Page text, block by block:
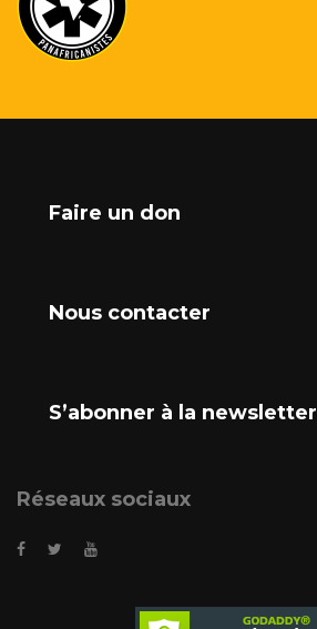
Faire un don
Nous contacter
S’abonner à la newsletter
Réseaux sociaux